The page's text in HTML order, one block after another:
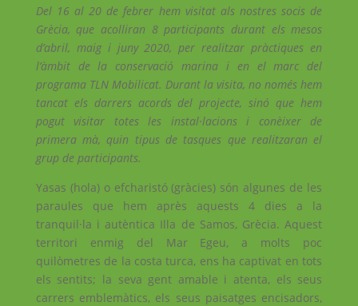
Del 16 al 20 de febrer hem visitat als nostres socis de
Grècia, que acolliran 8 participants durant els mesos
d’abril, maig i juny 2020, per realitzar pràctiques en
l’àmbit de la conservació marina i en el marc del
programa TLN Mobilicat. Durant la visita, no només hem
tancat els darrers acords del projecte, sinó que hem
pogut visitar totes les instal·lacions i conèixer de
primera mà, quin tipus de tasques que realitzaran el
grup de participants.
Yasas (hola) o efcharistó (gràcies) són algunes de les
paraules que hem après aquests 4 dies a la
tranquil·la i autèntica Illa de Samos, Grècia. Aquest
territori enmig del Mar Egeu, a molts poc
quilòmetres de la costa turca, ens ha captivat en tots
els sentits; la seva gent amable i atenta, els seus
carrers emblemàtics, els seus paisatges encisadors,